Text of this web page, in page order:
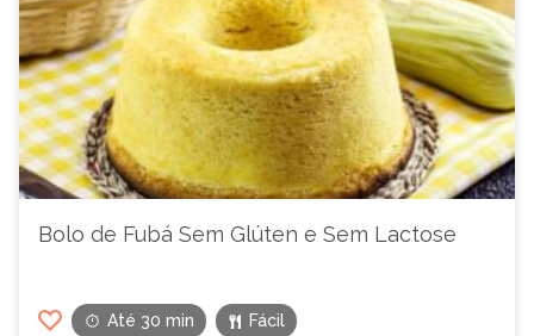
Bolo de Fubá Sem Glúten e Sem Lactose
Até 30 min Fácil